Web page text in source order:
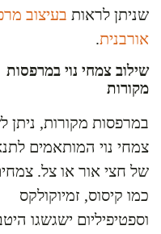
שניתן לראות בעיצוב
אורבנית.
שילוב צמחי נוי במרפסות
מקורות
במרפסות מקורות, ניתן
צמחי נוי המותאמים
של חצי אור או צל.
כמו קיסוס, זמיוקולקס
וספטיפיליום ישגשגו